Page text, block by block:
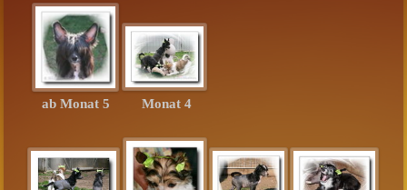
ab Monat 5 Monat 4